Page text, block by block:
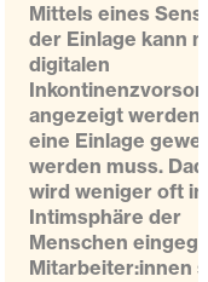
Mittels eines
der Einlage kann
digitalen
angezeigt
eine Einlage
werden muss.
wird weniger oft
Intimsphäre der
Menschen
Mitarbeiter:innen